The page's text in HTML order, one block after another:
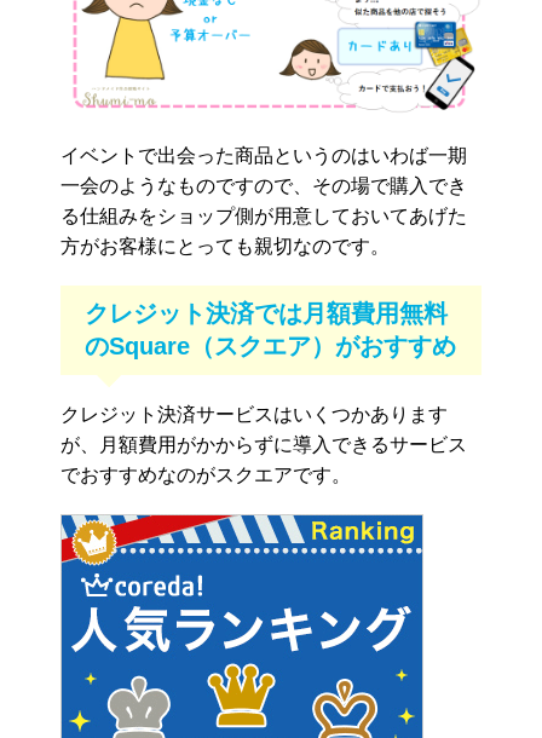
イベントで出会った商品というのはいわば一期
一会のようなものですので、その場で購入でき
る仕組みをショップ側が用意しておいてあげた
方がお客様にとっても親切なのです。
クレジット決済では月額費用無料
のSquare（スクエア）がおすすめ
クレジット決済サービスはいくつかあります
が、月額費用がかからずに導入できるサービス
でおすすめなのがスクエアです。